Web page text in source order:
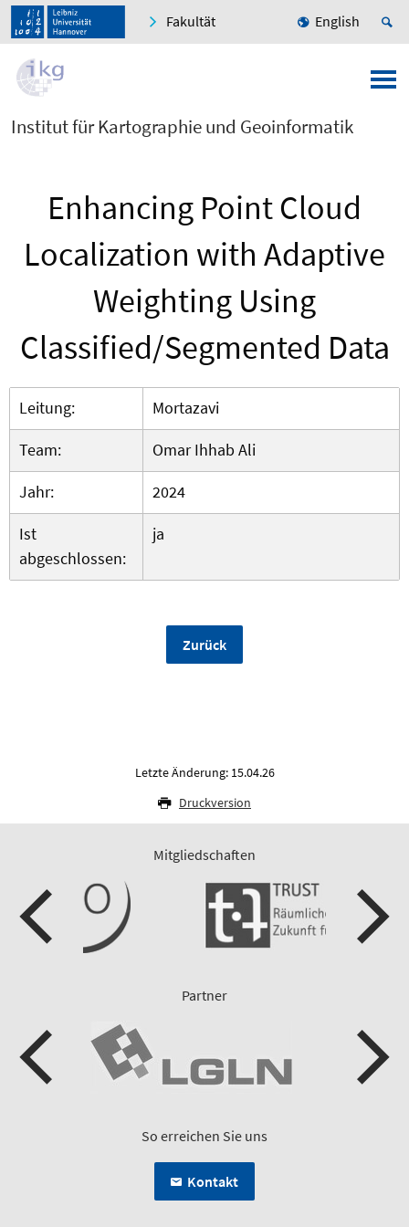
Fakultät English
Institut für Kartographie und Geoinformatik
Enhancing Point Cloud
Localization with Adaptive
Weighting Using
Classified/Segmented Data
Leitung:
Mortazavi
Team:
Omar Ihhab Ali
Jahr:
2024
Ist
abgeschlossen:
ja
Zurück
Letzte Änderung: 15.04.26
Druckversion
Mitgliedschaften
Partner
So erreichen Sie uns
Kontakt